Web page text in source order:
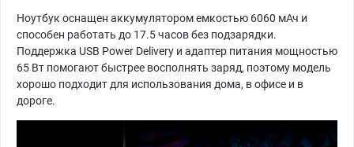
Ноутбук оснащен аккумулятором емкостью 6060 мАч и
способен работать до 17.5 часов без подзарядки.
Поддержка USB Power Delivery и адаптер питания мощностью
65 Вт помогают быстрее восполнять заряд, поэтому модель
хорошо подходит для использования дома, в офисе и в
дороге.